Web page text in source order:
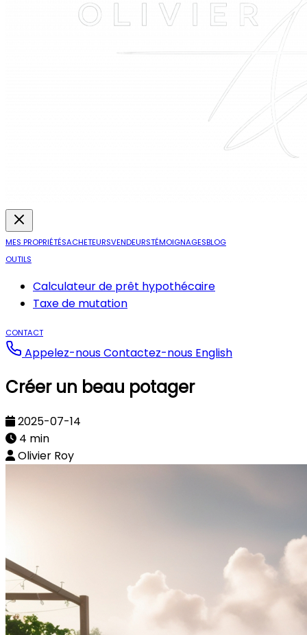
MES PROPRIÉTÉSACHETEURSVENDEURSTÉMOIGNAGESBLOG
OUTILS
Calculateur de prêt hypothécaire
Taxe de mutation
CONTACT
Appelez-nousContactez-nous English
Créer un beau potager
2025-07-14
4 min
Olivier Roy